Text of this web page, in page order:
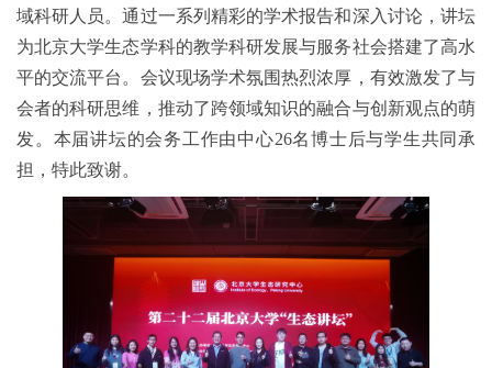
域科研人员。通过一系列精彩的学术报告和深入讨论，讲坛
为北京大学生态学科的教学科研发展与服务社会搭建了高水
平的交流平台。会议现场学术氛围热烈浓厚，有效激发了与
会者的科研思维，推动了跨领域知识的融合与创新观点的萌
发。本届讲坛的会务工作由中心26名博士后与学生共同承
担，特此致谢。